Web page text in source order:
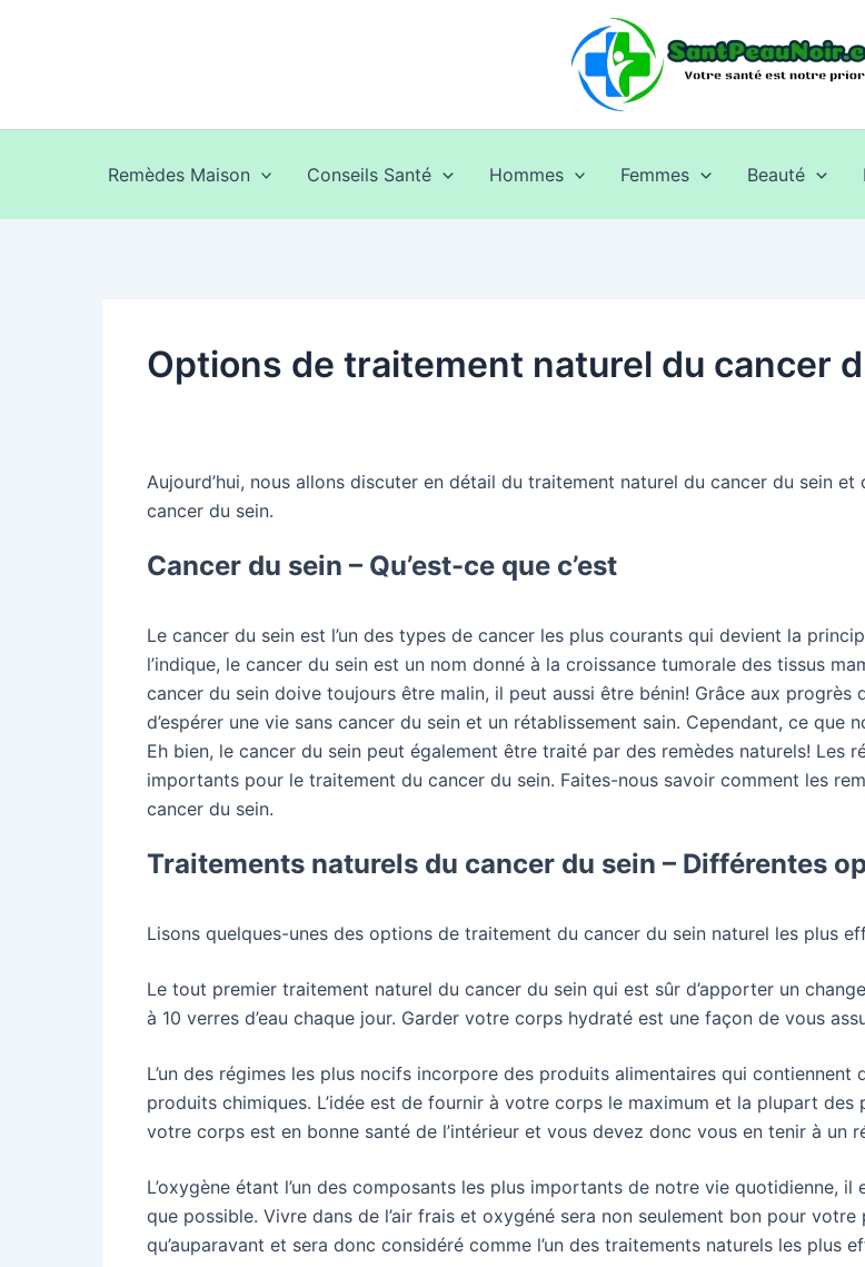
Remèdes Maison Conseils Santé Hommes Femmes Beauté
Options de traitement naturel du cancer
Aujourd’hui, nous allons discuter en détail du traitement naturel du cancer du sein
cancer du sein.
Cancer du sein – Qu’est-ce que c’est
Le cancer du sein est l’un des types de cancer les plus courants qui devient la
l’indique, le cancer du sein est un nom donné à la croissance tumorale des tissus
cancer du sein doive toujours être malin, il peut aussi être bénin! Grâce aux
d’espérer une vie sans cancer du sein et un rétablissement sain. Cependant, ce
Eh bien, le cancer du sein peut également être traité par des remèdes naturels! Les
importants pour le traitement du cancer du sein. Faites-nous savoir comment les
cancer du sein.
Traitements naturels du cancer du sein – Différentes
Lisons quelques-unes des options de traitement du cancer du sein naturel les plus
Le tout premier traitement naturel du cancer du sein qui est sûr d’apporter un
à 10 verres d’eau chaque jour. Garder votre corps hydraté est une façon de vous
L’un des régimes les plus nocifs incorpore des produits alimentaires qui
produits chimiques. L’idée est de fournir à votre corps le maximum et la plupart
votre corps est en bonne santé de l’intérieur et vous devez donc vous en tenir à un
L’oxygène étant l’un des composants les plus importants de notre vie quotidienne, il
que possible. Vivre dans de l’air frais et oxygéné sera non seulement bon pour
qu’auparavant et sera donc considéré comme l’un des traitements naturels les plus